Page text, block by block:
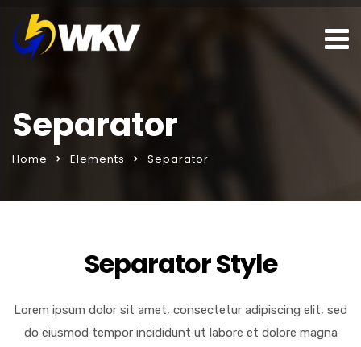
Separator
Home Elements Separator
Separator Style
Lorem ipsum dolor sit amet, consectetur adipiscing elit, sed
do eiusmod tempor incididunt ut labore et dolore magna